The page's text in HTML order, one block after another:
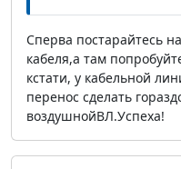
Сперва постарайтесь
кабеля,а там
кстати, у кабельной
перенос сделать
воздушнойВЛ.Успеха!